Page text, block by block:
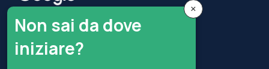
×
Non sai da dove
iniziare?